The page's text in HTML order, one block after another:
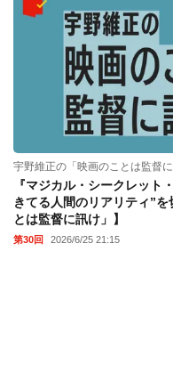
宇野維正の「映画のことは監督に
『マジカル・シークレット
きてる人間のリアリティ”
とは監督に訊け」】
第30回 2026/6/25 21:15